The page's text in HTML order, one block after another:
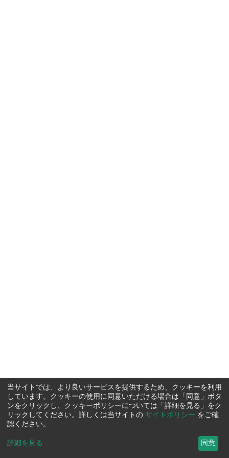
当サイトでは、より良いサービスを提供するため、クッキーを利用
しています。クッキーの使用に同意いただける場合は「同意」ボタ
ンをクリックし、クッキーポリシーについては「詳細を見る」をク
リックしてください。詳しくは当サイトの サイトポリシー をご確
認ください。
詳細を見る ... 同意